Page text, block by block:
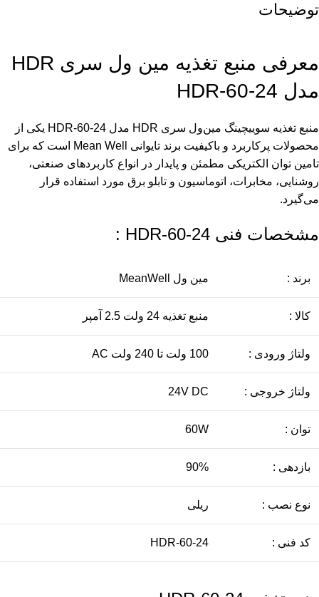
توضیحات
معرفی منبع تغذیه مین ول سری HDR
مدل HDR-60-24
منبع تغذیه سوییچینگ مین‌ول سری HDR مدل HDR-60-24 یکی از
محصولات پرکاربرد و باکیفیت برند تایوانی Mean Well است که برای
تامین توان الکتریکی مطمئن و پایدار در انواع کاربردهای صنعتی،
روشنایی، مخابرات، اتوماسیون و تابلو برق مورد استفاده قرار
می‌گیرد.
مشخصات فنی HDR-60-24 :
برند : مین ول MeanWell
کالا : منبع تغذیه 24 ولت 2.5 آمپر
ولتاژ ورودی : 100 ولت تا 240 ولت AC
ولتاژ خروجی : 24V DC
توان : 60W
بازدهی : 90%
نوع نصب : ریلی
کد فنی : HDR-60-24